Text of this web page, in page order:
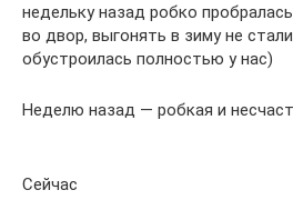
недельку назад робко
во двор, выгонять в зиму не
обустроилась полностью у нас)
Неделю назад — робкая и
Сейчас